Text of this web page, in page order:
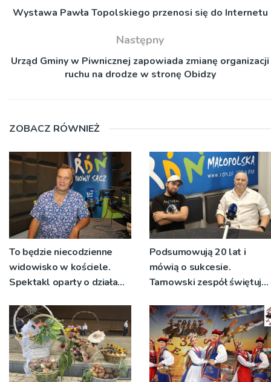
Wystawa Pawła Topolskiego przenosi się do Internetu
Następny
Urząd Gminy w Piwnicznej zapowiada zmianę organizacji
ruchu na drodze w stronę Obidzy
ZOBACZ RÓWNIEŻ
To będzie niecodzienne
widowisko w kościele.
Spektakl oparty o działa
Podsumowują 20 lat i
mówią o sukcesie.
Tarnowski zespół świętuje
koncert